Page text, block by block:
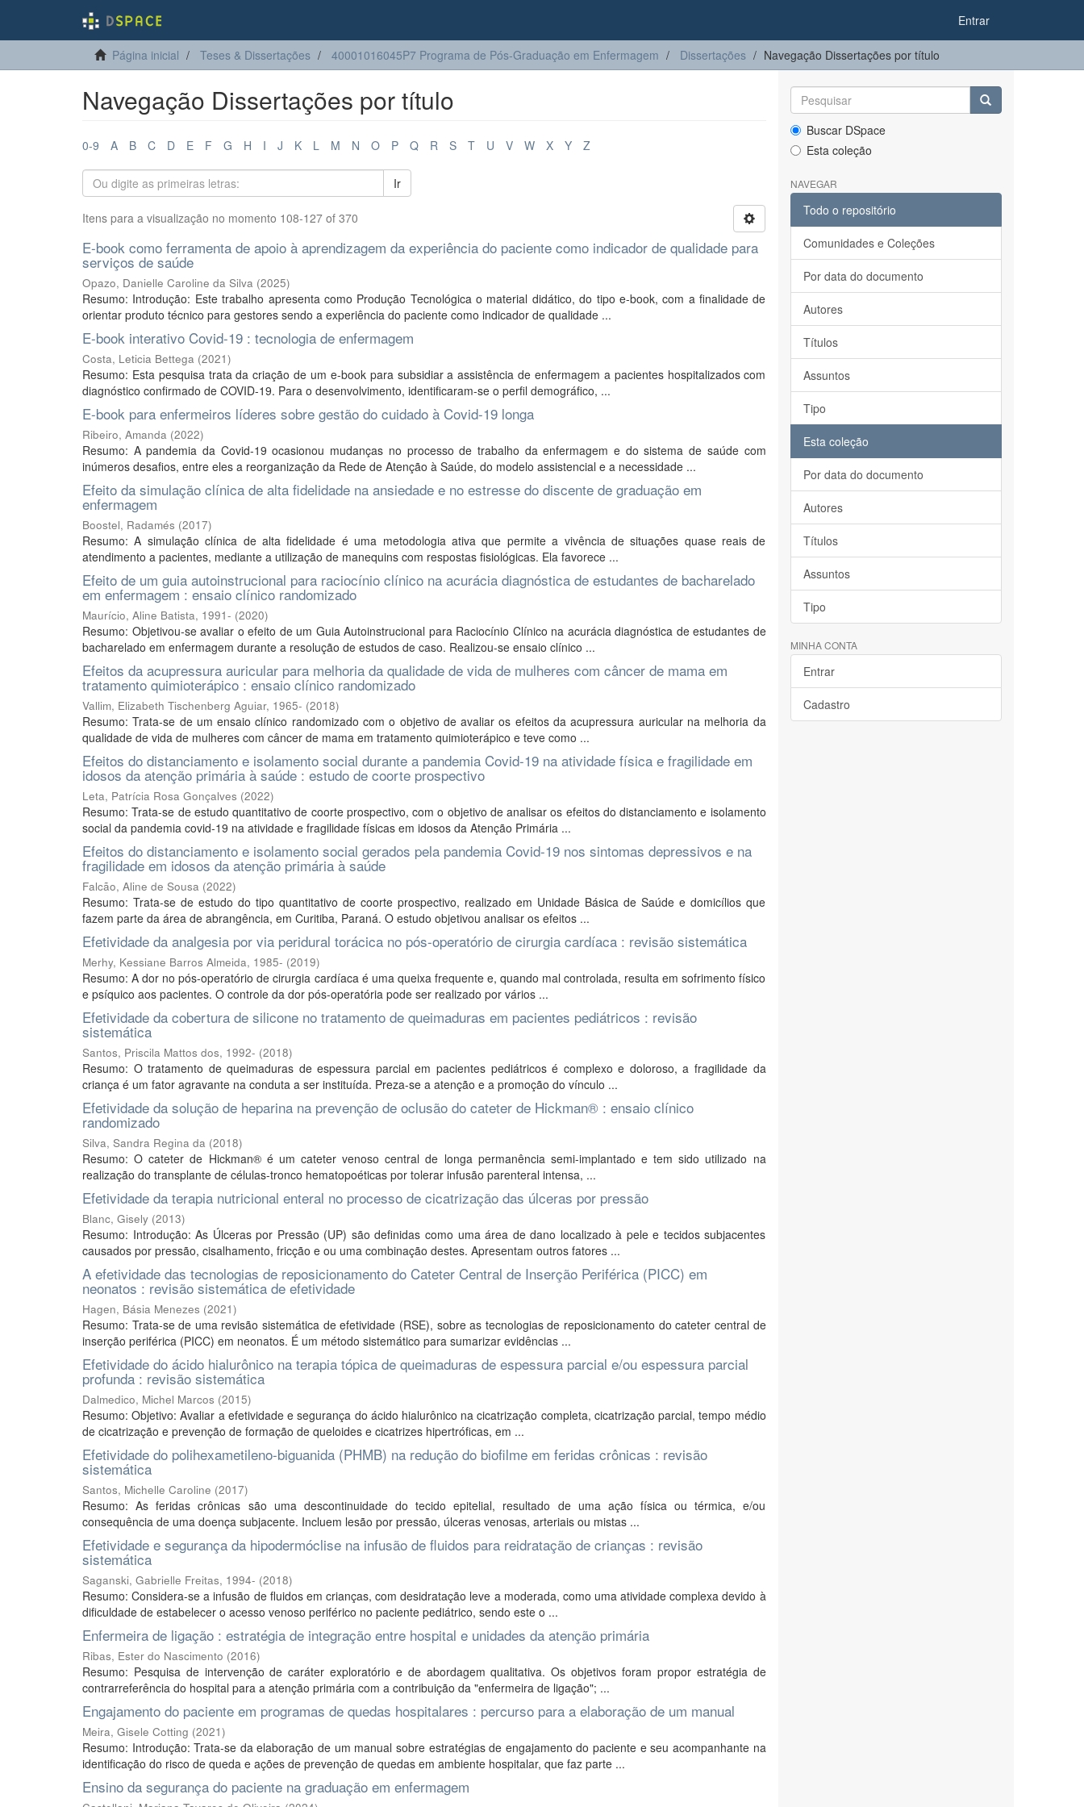
Entrar
Página inicial Teses & Dissertações 40001016045P7 Programa de Pós-Graduação em Enfermagem Dissertações Navegação Dissertações por título
Navegação Dissertações por título
0-9 A B C D E F G H I J K L M N O P Q R S T U V W X Y Z
Ir
Itens para a visualização no momento 108-127 of 370
E-book como ferramenta de apoio à aprendizagem da experiência do paciente como indicador de qualidade para
serviços de saúde
Opazo, Danielle Caroline da Silva (2025)
Resumo: Introdução: Este trabalho apresenta como Produção Tecnológica o material didático, do tipo e-book, com a finalidade de
orientar produto técnico para gestores sendo a experiência do paciente como indicador de qualidade ...
E-book interativo Covid-19 : tecnologia de enfermagem
Costa, Leticia Bettega (2021)
Resumo: Esta pesquisa trata da criação de um e-book para subsidiar a assistência de enfermagem a pacientes hospitalizados com
diagnóstico confirmado de COVID-19. Para o desenvolvimento, identificaram-se o perfil demográfico, ...
E-book para enfermeiros líderes sobre gestão do cuidado à Covid-19 longa
Ribeiro, Amanda (2022)
Resumo: A pandemia da Covid-19 ocasionou mudanças no processo de trabalho da enfermagem e do sistema de saúde com
inúmeros desafios, entre eles a reorganização da Rede de Atenção à Saúde, do modelo assistencial e a necessidade ...
Efeito da simulação clínica de alta fidelidade na ansiedade e no estresse do discente de graduação em
enfermagem
Boostel, Radamés (2017)
Resumo: A simulação clínica de alta fidelidade é uma metodologia ativa que permite a vivência de situações quase reais de
atendimento a pacientes, mediante a utilização de manequins com respostas fisiológicas. Ela favorece ...
Efeito de um guia autoinstrucional para raciocínio clínico na acurácia diagnóstica de estudantes de bacharelado
em enfermagem : ensaio clínico randomizado
Maurício, Aline Batista, 1991- (2020)
Resumo: Objetivou-se avaliar o efeito de um Guia Autoinstrucional para Raciocínio Clínico na acurácia diagnóstica de estudantes de
bacharelado em enfermagem durante a resolução de estudos de caso. Realizou-se ensaio clínico ...
Efeitos da acupressura auricular para melhoria da qualidade de vida de mulheres com câncer de mama em
tratamento quimioterápico : ensaio clínico randomizado
Vallim, Elizabeth Tischenberg Aguiar, 1965- (2018)
Resumo: Trata-se de um ensaio clínico randomizado com o objetivo de avaliar os efeitos da acupressura auricular na melhoria da
qualidade de vida de mulheres com câncer de mama em tratamento quimioterápico e teve como ...
Efeitos do distanciamento e isolamento social durante a pandemia Covid-19 na atividade física e fragilidade em
idosos da atenção primária à saúde : estudo de coorte prospectivo
Leta, Patrícia Rosa Gonçalves (2022)
Resumo: Trata-se de estudo quantitativo de coorte prospectivo, com o objetivo de analisar os efeitos do distanciamento e isolamento
social da pandemia covid-19 na atividade e fragilidade físicas em idosos da Atenção Primária ...
Efeitos do distanciamento e isolamento social gerados pela pandemia Covid-19 nos sintomas depressivos e na
fragilidade em idosos da atenção primária à saúde
Falcão, Aline de Sousa (2022)
Resumo: Trata-se de estudo do tipo quantitativo de coorte prospectivo, realizado em Unidade Básica de Saúde e domicílios que
fazem parte da área de abrangência, em Curitiba, Paraná. O estudo objetivou analisar os efeitos ...
Efetividade da analgesia por via peridural torácica no pós-operatório de cirurgia cardíaca : revisão sistemática
Merhy, Kessiane Barros Almeida, 1985- (2019)
Resumo: A dor no pós-operatório de cirurgia cardíaca é uma queixa frequente e, quando mal controlada, resulta em sofrimento físico
e psíquico aos pacientes. O controle da dor pós-operatória pode ser realizado por vários ...
Efetividade da cobertura de silicone no tratamento de queimaduras em pacientes pediátricos : revisão
sistemática
Santos, Priscila Mattos dos, 1992- (2018)
Resumo: O tratamento de queimaduras de espessura parcial em pacientes pediátricos é complexo e doloroso, a fragilidade da
criança é um fator agravante na conduta a ser instituída. Preza-se a atenção e a promoção do vínculo ...
Efetividade da solução de heparina na prevenção de oclusão do cateter de Hickman® : ensaio clínico
randomizado
Silva, Sandra Regina da (2018)
Resumo: O cateter de Hickman® é um cateter venoso central de longa permanência semi-implantado e tem sido utilizado na
realização do transplante de células-tronco hematopoéticas por tolerar infusão parenteral intensa, ...
Efetividade da terapia nutricional enteral no processo de cicatrização das úlceras por pressão
Blanc, Gisely (2013)
Resumo: Introdução: As Úlceras por Pressão (UP) são definidas como uma área de dano localizado à pele e tecidos subjacentes
causados por pressão, cisalhamento, fricção e ou uma combinação destes. Apresentam outros fatores ...
A efetividade das tecnologias de reposicionamento do Cateter Central de Inserção Periférica (PICC) em
neonatos : revisão sistemática de efetividade
Hagen, Básia Menezes (2021)
Resumo: Trata-se de uma revisão sistemática de efetividade (RSE), sobre as tecnologias de reposicionamento do cateter central de
inserção periférica (PICC) em neonatos. É um método sistemático para sumarizar evidências ...
Efetividade do ácido hialurônico na terapia tópica de queimaduras de espessura parcial e/ou espessura parcial
profunda : revisão sistemática
Dalmedico, Michel Marcos (2015)
Resumo: Objetivo: Avaliar a efetividade e segurança do ácido hialurônico na cicatrização completa, cicatrização parcial, tempo médio
de cicatrização e prevenção de formação de queloides e cicatrizes hipertróficas, em ...
Efetividade do polihexametileno-biguanida (PHMB) na redução do biofilme em feridas crônicas : revisão
sistemática
Santos, Michelle Caroline (2017)
Resumo: As feridas crônicas são uma descontinuidade do tecido epitelial, resultado de uma ação física ou térmica, e/ou
consequência de uma doença subjacente. Incluem lesão por pressão, úlceras venosas, arteriais ou mistas ...
Efetividade e segurança da hipodermóclise na infusão de fluidos para reidratação de crianças : revisão
sistemática
Saganski, Gabrielle Freitas, 1994- (2018)
Resumo: Considera-se a infusão de fluidos em crianças, com desidratação leve a moderada, como uma atividade complexa devido à
dificuldade de estabelecer o acesso venoso periférico no paciente pediátrico, sendo este o ...
Enfermeira de ligação : estratégia de integração entre hospital e unidades da atenção primária
Ribas, Ester do Nascimento (2016)
Resumo: Pesquisa de intervenção de caráter exploratório e de abordagem qualitativa. Os objetivos foram propor estratégia de
contrarreferência do hospital para a atenção primária com a contribuição da "enfermeira de ligação"; ...
Engajamento do paciente em programas de quedas hospitalares : percurso para a elaboração de um manual
Meira, Gisele Cotting (2021)
Resumo: Introdução: Trata-se da elaboração de um manual sobre estratégias de engajamento do paciente e seu acompanhante na
identificação do risco de queda e ações de prevenção de quedas em ambiente hospitalar, que faz parte ...
Ensino da segurança do paciente na graduação em enfermagem
Buscar DSpace
Esta coleção
NAVEGAR
Todo o repositório
Comunidades e Coleções
Por data do documento
Autores
Títulos
Assuntos
Tipo
Esta coleção
Por data do documento
Autores
Títulos
Assuntos
Tipo
MINHA CONTA
Entrar
Cadastro